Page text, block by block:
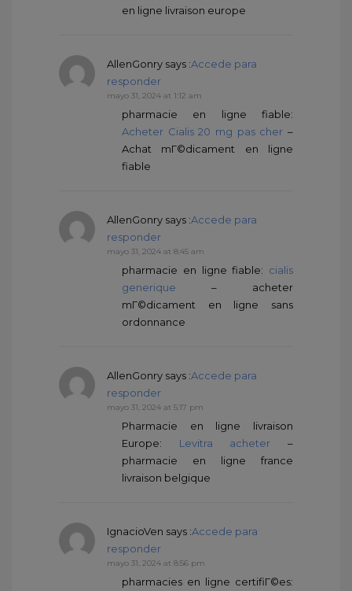
en ligne livraison europe
AllenGonry says :Accede para
responder
mayo 31, 2024 at 1:12 am
pharmacie en ligne fiable:
Acheter Cialis 20 mg pas cher –
Achat mГ©dicament en ligne
fiable
AllenGonry says :Accede para
responder
mayo 31, 2024 at 8:45 am
pharmacie en ligne fiable: cialis
generique – acheter
mГ©dicament en ligne sans
ordonnance
AllenGonry says :Accede para
responder
mayo 31, 2024 at 5:17 pm
Pharmacie en ligne livraison
Europe: Levitra acheter –
pharmacie en ligne france
livraison belgique
IgnacioVen says :Accede para
responder
mayo 31, 2024 at 8:56 pm
pharmacies en ligne certifiГ©es: